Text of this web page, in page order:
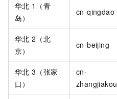
华北 1（青
岛）
cn-qingdao
华北 2（北
京）
cn-beijing
华北 3（张家
口）
cn-
zhangjiakou